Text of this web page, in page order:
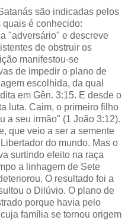
são indicadas pelos
é conhecido:
"adversário" e descreve
de obstruir os
manifestou-se
de impedir o plano de
escolhida, da qual
em Gên. 3:15. E desde o
luta. Caim, o primeiro filho
a seu irmão" (1 João 3:12).
que veio a ser a semente
do mundo. Mas o
surtindo efeito na raça
a linhagem de Sete
O resultado foi a
o Dilúvio. O plano de
porque havia pelo
família se tornou origem